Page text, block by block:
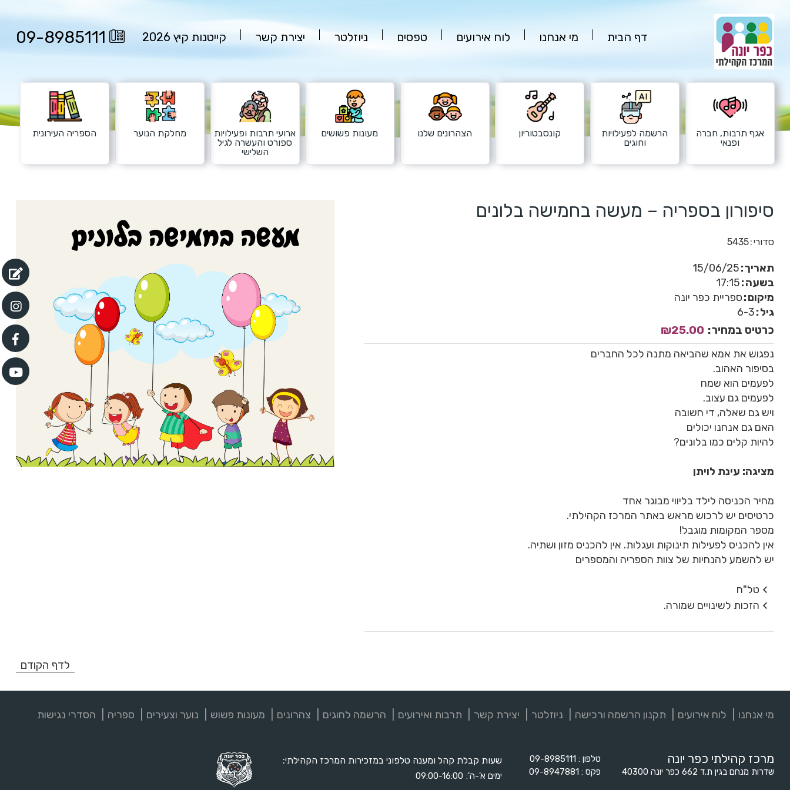
דף הבית מי אנחנו לוח אירועים טפסים ניוזלטר יצירת קשר קייטנות קיץ 2026 09-8985111
אגף תרבות, חברה
ופנאי
הרשמה לפעילויות
וחוגים
קונסבטוריון הצהרונים שלנו מעונות פשושים
ארועי תרבות ופעילויות
ספורט והעשרה לגיל
השלישי
מחלקת הנוער הספריה העירונית
סיפורון בספריה – מעשה בחמישה בלונים
סדורי 5435
תאריך 15/06/25
בשעה 17:15
מיקום ספריית כפר יונה
גיל 6-3
כרטיס במחיר
נפגוש את אמא שהביאה מתנה לכל החברים
בסיפור האהוב.
לפעמים הוא שמח
לפעמים גם עצוב.
ויש גם שאלה, די חשובה
האם גם אנחנו יכולים
להיות קלים כמו בלונים?
מציגה: עינת לויתן
מחיר הכניסה לילד בליווי מבוגר אחד
כרטיסים יש לרכוש מראש באתר המרכז הקהילתי.
מספר המקומות מוגבל!
אין להכניס לפעילות תינוקות ועגלות. אין להכניס מזון ושתיה.
יש להשמע להנחיות של צוות הספריה והמספרים
טל"ח
הזכות לשינויים שמורה.
לדף הקודם
מי אנחנו לוח אירועים תקנון הרשמה ורכישה ניוזלטר יצירת קשר תרבות ואירועים הרשמה לחוגים צהרונים מעונות פשוש נוער וצעירים ספריה הסדרי נגישות
מרכז קהילתי כפר יונה
שדרות מנחם בגין ת.ד 662 כפר יונה 40300
טלפון
09-8985111
פקס
09-8947881
שעות קבלת קהל ומענה טלפוני במזכירות המרכז הקהילתי:
ימים א'-ה': 09:00-16:00